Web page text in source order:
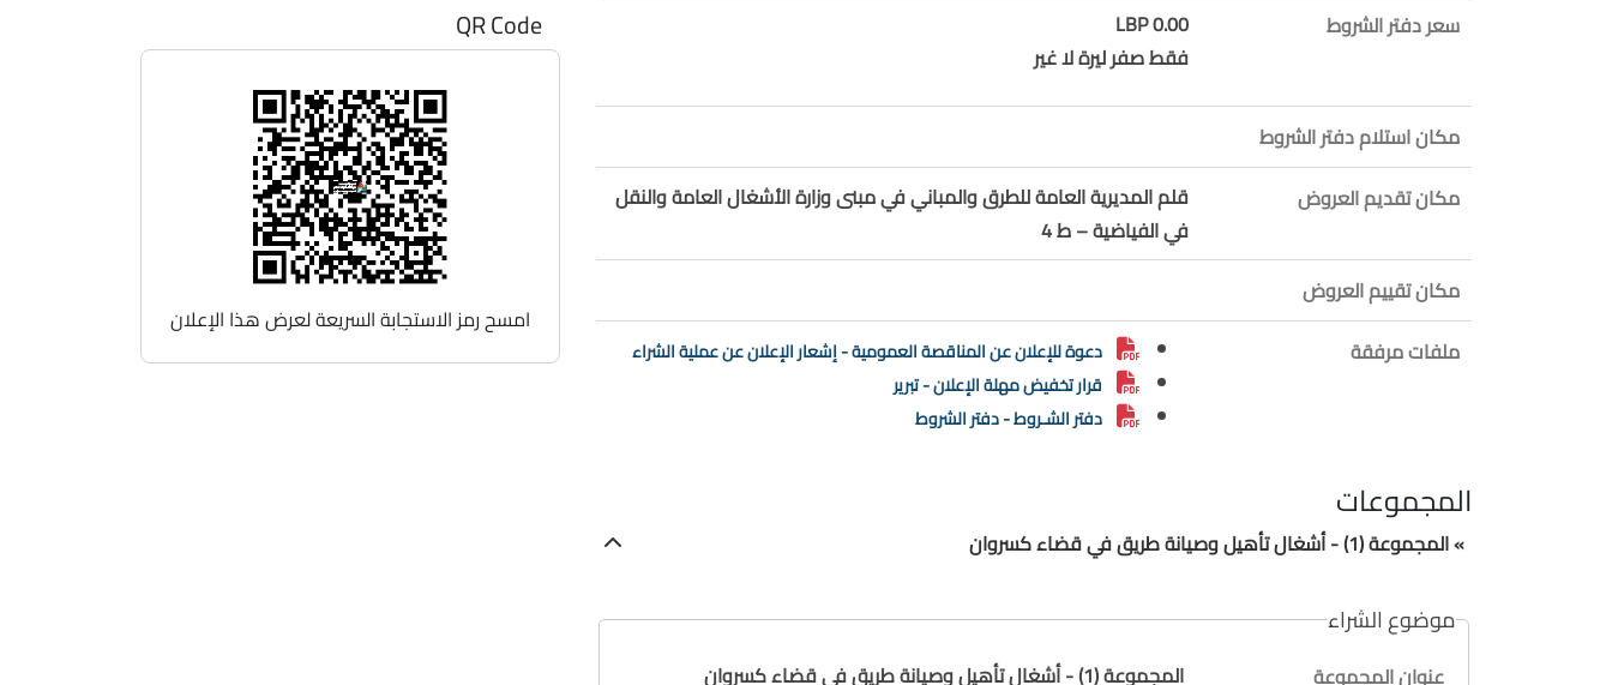
سعر دفتر الشروط
0.00 LBP
فقط صفر ليرة لا غير
مكان استلام دفتر الشروط
مكان تقديم العروض
قلم المديرية العامة للطرق والمباني في مبنى وزارة الأشغال العامة والنقل
في الفياضية – ط 4
مكان تقييم العروض
ملفات مرفقة
دعوة للإعلان عن المناقصة العمومية - إشعار الإعلان عن عملية الشراء
قرار تخفيض مهلة الإعلان - تبرير
دفتر الشـروط - دفتر الشروط
المجموعات
» المجموعة (1) - أشغال تأهيل وصيانة طريق في قضاء كسروان
موضوع الشراء
عنوان المجموعة
المجموعة (1) - أشغال تأهيل وصيانة طريق في قضاء كسروان
QR Code
امسح رمز الاستجابة السريعة لعرض هذا الإعلان